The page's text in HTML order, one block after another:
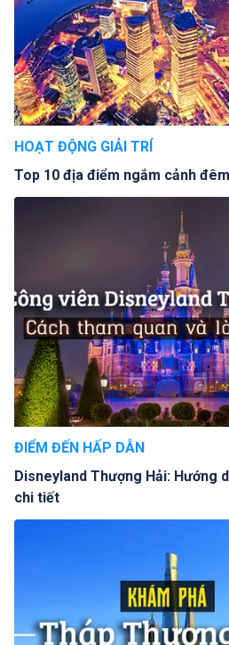
HOẠT ĐỘNG GIẢI TRÍ
Top 10 địa điểm ngắm cảnh
ĐIỂM ĐẾN HẤP DẪN
Disneyland Thượng Hải: Hướng
chi tiết